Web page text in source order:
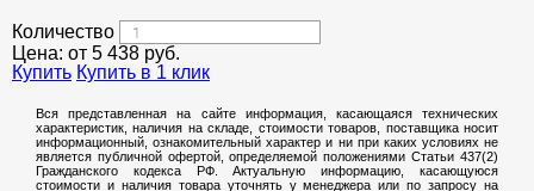
Количество
Цена: от 5 438 руб.
Купить Купить в 1 клик
Вся представленная на сайте информация, касающаяся технических
характеристик, наличия на складе, стоимости товаров, поставщика носит
информационный, ознакомительный характер и ни при каких условиях не
является публичной офертой, определяемой положениями Статьи 437(2)
Гражданского кодекса РФ. Актуальную информацию, касающуюся
стоимости и наличия товара уточнять у менеджера или по запросу на